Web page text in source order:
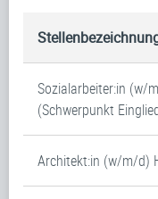
Sozialarbeiter:in (w/
(Schwerpunkt
Architekt:in (w/m/d)